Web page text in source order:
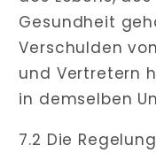
Gesundheit
Verschulden
und Vertretern
in demselben
7.2 Die